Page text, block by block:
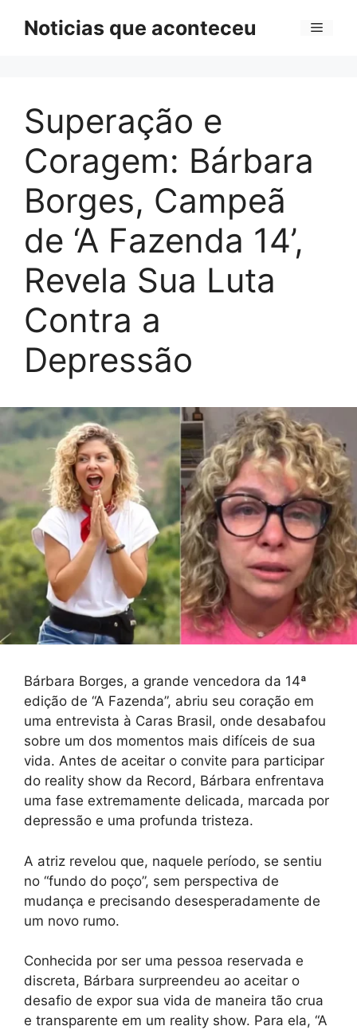
Noticias que aconteceu Menu
Superação e
Coragem: Bárbara
Borges, Campeã
de ‘A Fazenda 14’,
Revela Sua Luta
Contra a
Depressão
Bárbara Borges, a grande vencedora da 14ª
edição de “A Fazenda”, abriu seu coração em
uma entrevista à Caras Brasil, onde desabafou
sobre um dos momentos mais difíceis de sua
vida. Antes de aceitar o convite para participar
do reality show da Record, Bárbara enfrentava
uma fase extremamente delicada, marcada por
depressão e uma profunda tristeza.
A atriz revelou que, naquele período, se sentiu
no “fundo do poço”, sem perspectiva de
mudança e precisando desesperadamente de
um novo rumo.
Conhecida por ser uma pessoa reservada e
discreta, Bárbara surpreendeu ao aceitar o
desafio de expor sua vida de maneira tão crua
e transparente em um reality show. Para ela, “A